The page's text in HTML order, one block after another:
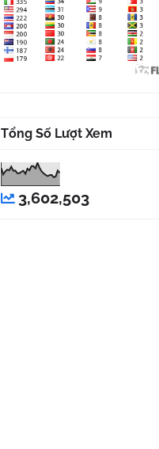
Tổng Số Lượt Xem
3,602,503